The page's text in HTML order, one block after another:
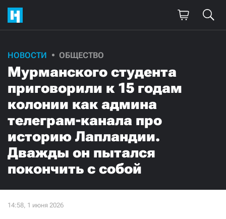
НОВОСТИ ОБЩЕСТВО
Мурманского студента
приговорили к 15 годам
колонии как админа
телеграм-канала про
историю Лапландии.
Дважды он пытался
покончить с собой